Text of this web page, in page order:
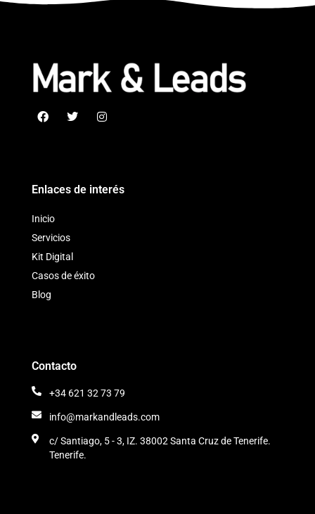
Enlaces de interés
Inicio
Servicios
Kit Digital
Casos de éxito
Blog
Contacto
+34 621 32 73 79
info@markandleads.com
c/ Santiago, 5 - 3, IZ. 38002 Santa Cruz de Tenerife.
Tenerife.